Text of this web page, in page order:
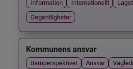
Information Internationellt
Oegentligheter
Kommunens ansvar
Barnperspektivet Ansvar